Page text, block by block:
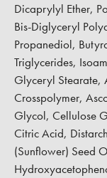
Dicaprylyl Ether,
Bis-Diglyceryl
Propanediol,
Triglycerides,
Glyceryl
Crosspolymer,
Glycol, Cellulose
Citric Acid,
(Sunflower) Seed